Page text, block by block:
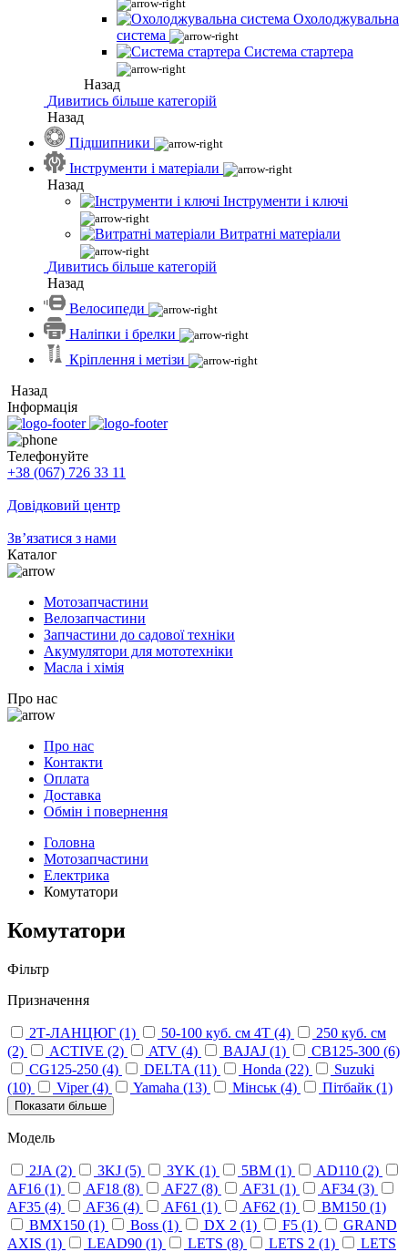
Охолоджувальна
система
Система стартера
Назад
Дивитись більше категорій
Назад
Підшипники
Інструменти і матеріали
Назад
Інструменти і ключі
Витратні матеріали
Дивитись більше категорій
Назад
Велосипеди
Наліпки і брелки
Кріплення і метізи
Назад
Інформація
Телефонуйте
+38 (067) 726 33 11
Довідковий центр
Зв’язатися з нами
Каталог
Мотозапчастини
Велозапчастини
Запчастини до садової техніки
Акумулятори для мототехніки
Масла і хімія
Про нас
Про нас
Контакти
Оплата
Доставка
Обмін і повернення
Головна
Мотозапчастини
Електрика
Комутатори
Комутатори
Фільтр
Призначення
2Т-ЛАНЦЮГ (1) 50-100 куб. см 4Т (4)
250 куб. см
(2)
ACTIVE (2) ATV (4) BAJAJ (1) CB125-300 (6)
CG125-250 (4) DELTA (11) Honda (22)
Suzuki
(10)
Viper(4) Yamaha (13) Мінськ (4) Пітбайк (1)
Показати більше
Модель
2JA (2) 3KJ (5) 3YK (1) 5BM (1) AD110 (2)
AF16 (1) AF18 (8) AF27 (8) AF31 (1) AF34 (3)
AF35 (4) AF36 (4) AF61 (1) AF62 (1) BM150 (1)
BMX150 (1) Boss (1) DX 2 (1) F5 (1)
GRAND
AXIS (1) LEAD90 (1) LETS (8) LETS 2 (1)
LETS